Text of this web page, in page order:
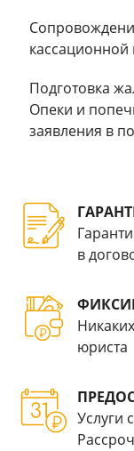
кассационной
Подготовка
Опеки и
заявления в
в
юриста
Услуги